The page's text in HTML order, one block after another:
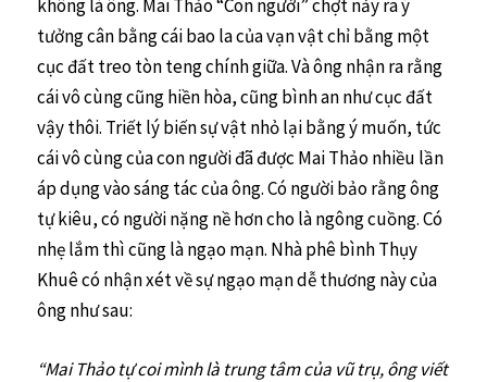
không là ông. Mai Thảo “Con người” chợt nảy ra ý
tưởng cân bằng cái bao la của vạn vật chỉ bằng một
cục đất treo tòn teng chính giữa. Và ông nhận ra rằng
cái vô cùng cũng hiền hòa, cũng bình an như cục đất
vậy thôi. Triết lý biến sự vật nhỏ lại bằng ý muốn, tức
cái vô cùng của con người đã được Mai Thảo nhiều lần
áp dụng vào sáng tác của ông. Có người bảo rằng ông
tự kiêu, có người nặng nề hơn cho là ngông cuồng. Có
nhẹ lắm thì cũng là ngạo mạn. Nhà phê bình Thụy
Khuê có nhận xét về sự ngạo mạn dễ thương này của
ông như sau:
“Mai Thảo tự coi mình là trung tâm của vũ trụ, ông viết